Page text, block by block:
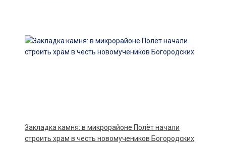
Закладка камня: в микрорайоне Полёт начали
строить храм в честь новомучеников Богородских